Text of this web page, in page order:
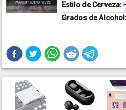
Estilo de Cerveza:
Grados de